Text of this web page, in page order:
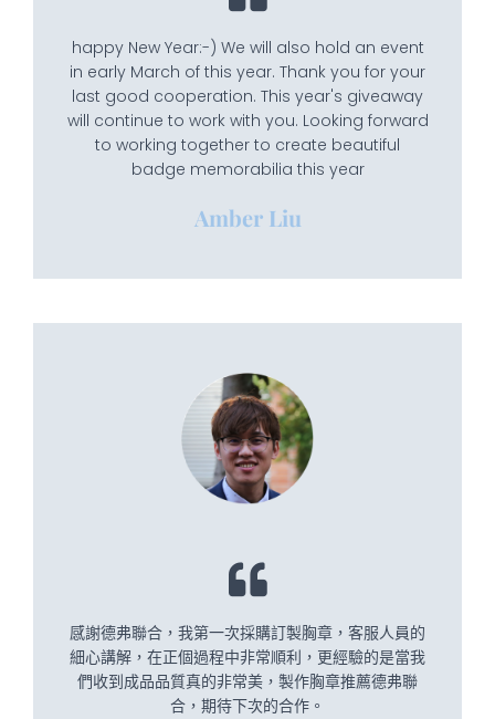
happy New Year:-) We will also hold an event
in early March of this year. Thank you for your
last good cooperation. This year's giveaway
will continue to work with you. Looking forward
to working together to create beautiful
badge memorabilia this year
Amber Liu
感謝德弗聯合，我第一次採購訂製胸章，客服人員的
細心講解，在正個過程中非常順利，更經驗的是當我
們收到成品品質真的非常美，製作胸章推薦德弗聯
合，期待下次的合作。